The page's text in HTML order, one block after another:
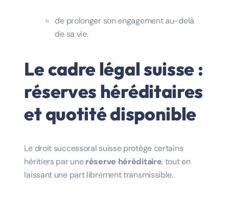
de prolonger son engagement au-delà
de sa vie.
Le cadre légal suisse :
réserves héréditaires
et quotité disponible
Le droit successoral suisse protège certains
héritiers par uneréserve héréditaire, tout en
laissant une part librement transmissible.